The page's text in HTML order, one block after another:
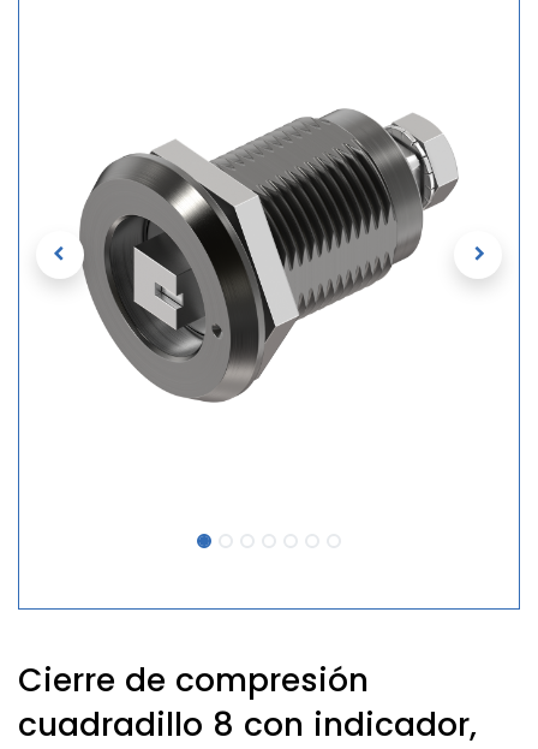
Cierre de compresión
cuadradillo 8 con indicador,